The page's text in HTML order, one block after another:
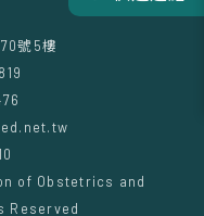
號5樓
of Obstetrics and
Reserved